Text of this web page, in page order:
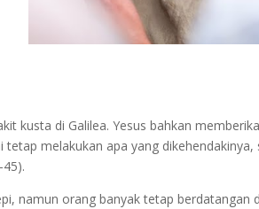
kusta di Galilea. Yesus bahkan
melakukan apa yang
namun orang banyak tetap berdatangan